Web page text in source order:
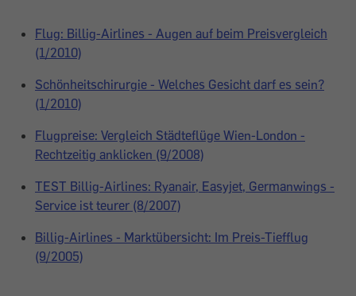
Flug: Billig-Airlines - Augen auf beim Preisvergleich
(1/2010)
Schönheitschirurgie - Welches Gesicht darf es sein?
(1/2010)
Flugpreise: Vergleich Städteflüge Wien-London -
Rechtzeitig anklicken (9/2008)
TEST Billig-Airlines: Ryanair, Easyjet, Germanwings -
Service ist teurer (8/2007)
Billig-Airlines - Marktübersicht: Im Preis-Tiefflug
(9/2005)